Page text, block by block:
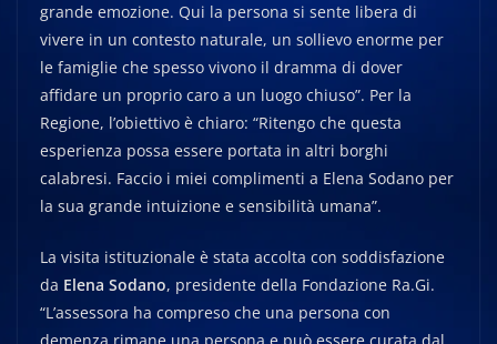
grande emozione. Qui la persona si sente libera di
vivere in un contesto naturale, un sollievo enorme per
le famiglie che spesso vivono il dramma di dover
affidare un proprio caro a un luogo chiuso”. Per la
Regione, l’obiettivo è chiaro: “Ritengo che questa
esperienza possa essere portata in altri borghi
calabresi. Faccio i miei complimenti a Elena Sodano per
la sua grande intuizione e sensibilità umana”.
La visita istituzionale è stata accolta con soddisfazione
da Elena Sodano, presidente della Fondazione Ra.Gi.
“L’assessora ha compreso che una persona con